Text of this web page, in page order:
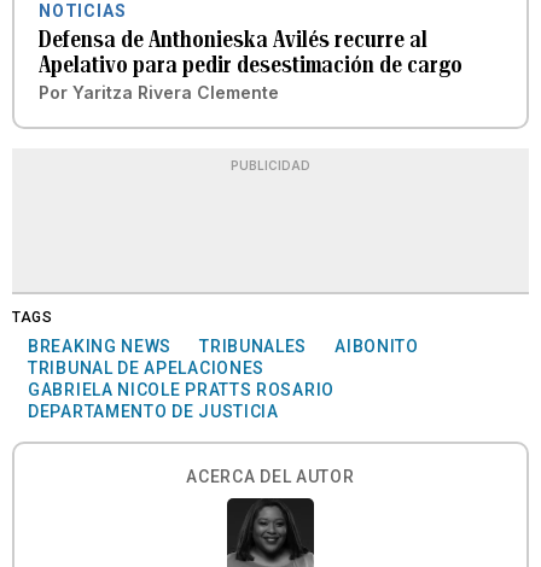
NOTICIAS
Defensa de Anthonieska Avilés recurre al
Apelativo para pedir desestimación de cargo
Por Yaritza Rivera Clemente
PUBLICIDAD
TAGS
BREAKING NEWS TRIBUNALES
AIBONITO
TRIBUNAL DE APELACIONES
GABRIELA NICOLE PRATTS ROSARIO
DEPARTAMENTO DE JUSTICIA
ACERCA DEL AUTOR